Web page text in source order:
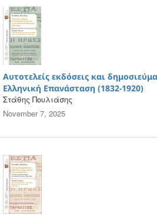
Αυτοτελείς εκδόσεις και
Ελληνική Επανάσταση (1832-1920)
Στάθης Πουλιάσης
November 7, 2025